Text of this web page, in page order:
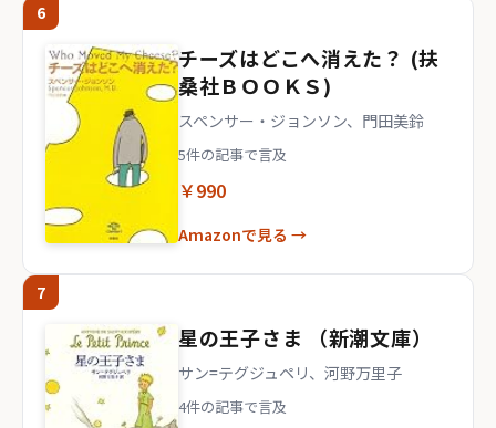
6
チーズはどこへ消えた？ (扶
桑社ＢＯＯＫＳ)
スペンサー・ジョンソン、門田美鈴
5件の記事で言及
￥990
Amazonで見る →
7
星の王子さま （新潮文庫）
サン=テグジュペリ、河野万里子
4件の記事で言及